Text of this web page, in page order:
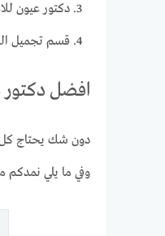
دكتور عيون
قسم تجميل
افضل دكتور
دون شك يحتاج كل
وفي ما يلي نمدكم